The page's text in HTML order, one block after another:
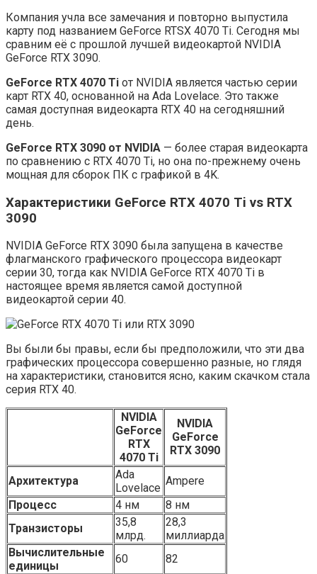
Компания учла все замечания и повторно выпустила
карту под названием GeForce RTSX 4070 Ti. Сегодня мы
сравним её с прошлой лучшей видеокартой NVIDIA
GeForce RTX 3090.
GeForce RTX 4070 Ti от NVIDIA является частью серии
карт RTX 40, основанной на Ada Lovelace. Это также
самая доступная видеокарта RTX 40 на сегодняшний
день.
GeForce RTX 3090 от NVIDIA — более старая видеокарта
по сравнению с RTX 4070 Ti, но она по-прежнему очень
мощная для сборок ПК с графикой в 4K.
Характеристики GeForce RTX 4070 Ti vs RTX
3090
NVIDIA GeForce RTX 3090 была запущена в качестве
флагманского графического процессора видеокарт
серии 30, тогда как NVIDIA GeForce RTX 4070 Ti в
настоящее время является самой доступной
видеокартой серии 40.
Вы были бы правы, если бы предположили, что эти два
графических процессора совершенно разные, но глядя
на характеристики, становится ясно, каким скачком стала
серия RTX 40.
NVIDIA
GeForce
RTX
4070 Ti
NVIDIA
GeForce
RTX 3090
Архитектура
Ada
Lovelace
Ampere
Процесс
4 нм
8 нм
Транзисторы
35,8
млрд.
28,3
миллиарда
Вычислительные
единицы
60
82